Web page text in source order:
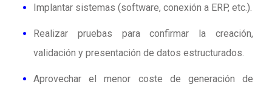
Implantar sistemas (software, conexión a ERP, etc.).
Realizar pruebas para confirmar la creación,
validación y presentación de datos estructurados.
Aprovechar el menor coste de generación de